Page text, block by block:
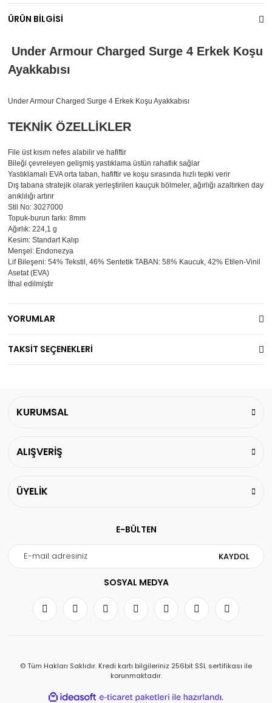
ÜRÜN BİLGİSİ
Under Armour Charged Surge 4 Erkek Koşu
Ayakkabısı
Under Armour Charged Surge 4 Erkek Koşu Ayakkabısı
TEKNİK ÖZELLİKLER
File üst kısım nefes alabilir ve hafiftir
Bileği çevreleyen gelişmiş yastıklama üstün rahatlık sağlar
Yastıklamalı EVA orta taban, hafiftir ve koşu sırasında hızlı tepki verir
Dış tabana stratejik olarak yerleştirilen kauçuk bölmeler, ağırlığı azaltırken day
anıklılığı artırır
Stil No: 3027000
Topuk-burun farkı: 8mm
Ağırlık: 224,1 g
Kesim: Standart Kalıp
Menşei: Endonezya
Lif Bileşeni: 54% Tekstil, 46% Sentetik TABAN: 58% Kaucuk, 42% Etilen-Vinil
Asetat (EVA)
İthal edilmiştir
YORUMLAR
TAKSİT SEÇENEKLERİ
KURUMSAL
ALIŞVERİŞ
ÜYELİK
E-BÜLTEN
KAYDOL
SOSYAL MEDYA
© Tüm Hakları Saklıdır. Kredi kartı bilgileriniz 256bit SSL sertifikası ile
korunmaktadır.
ideasoft e-